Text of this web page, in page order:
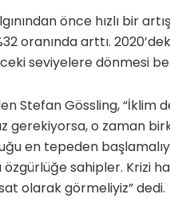
önce hızlı bir
oranında arttı.
seviyelere dönmesi
Stefan Gössling, “İklim
gerekiyorsa, o zaman
en tepeden
sahipler. Krizi
olarak görmeliyiz” dedi.